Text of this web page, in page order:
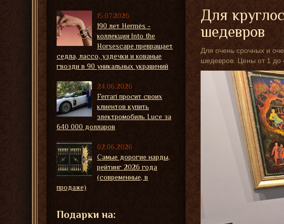
Для
шедевров
Для очень срочных и
шедевров. Цены от 1 до
15.07.2026
190 лет Hermès -
коллекция Into the
Horsescape превращает
седла, лассо, уздечки и кованые
гвозди в 90 уникальных украшений
24.06.2026
Ferrari просит своих
клиентов купить
электромобиль Luce за
640 000 долларов
02.06.2026
Самые дорогие нарды,
рейтинг 2026 года
(современные, в
продаже)
Подарки на: